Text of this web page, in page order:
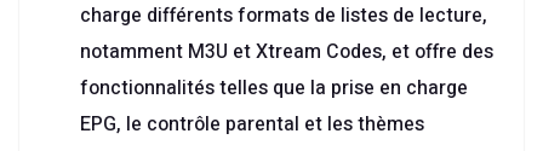
charge différents formats de listes de lecture,
notamment M3U et Xtream Codes, et offre des
fonctionnalités telles que la prise en charge
EPG, le contrôle parental et les thèmes